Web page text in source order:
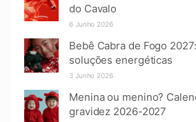
do Cavalo
6 Junho 2026
Bebê Cabra de Fogo
soluções energéticas
3 Junho 2026
Menina ou menino?
gravidez 2026-2027